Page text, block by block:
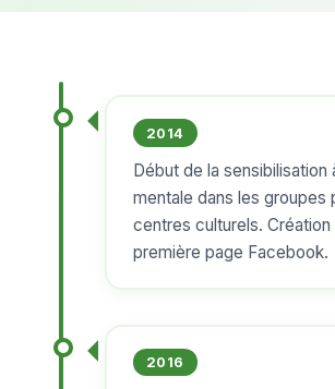
2014
Début de la sensibilisation
mentale dans les groupes
centres culturels. Création
première page Facebook.
2016